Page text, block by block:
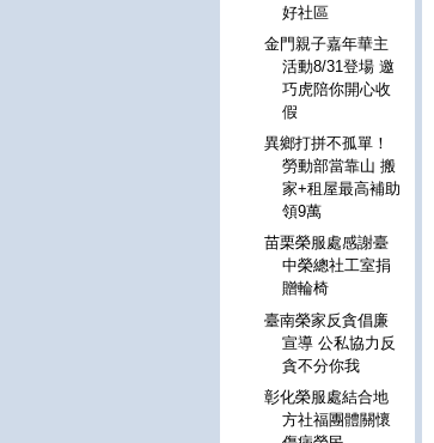
好社區
金門親子嘉年華主
活動8/31登場 邀
巧虎陪你開心收
假
異鄉打拼不孤單！
勞動部當靠山 搬
家+租屋最高補助
領9萬
苗栗榮服處感謝臺
中榮總社工室捐
贈輪椅
臺南榮家反貪倡廉
宣導 公私協力反
貪不分你我
彰化榮服處結合地
方社福團體關懷